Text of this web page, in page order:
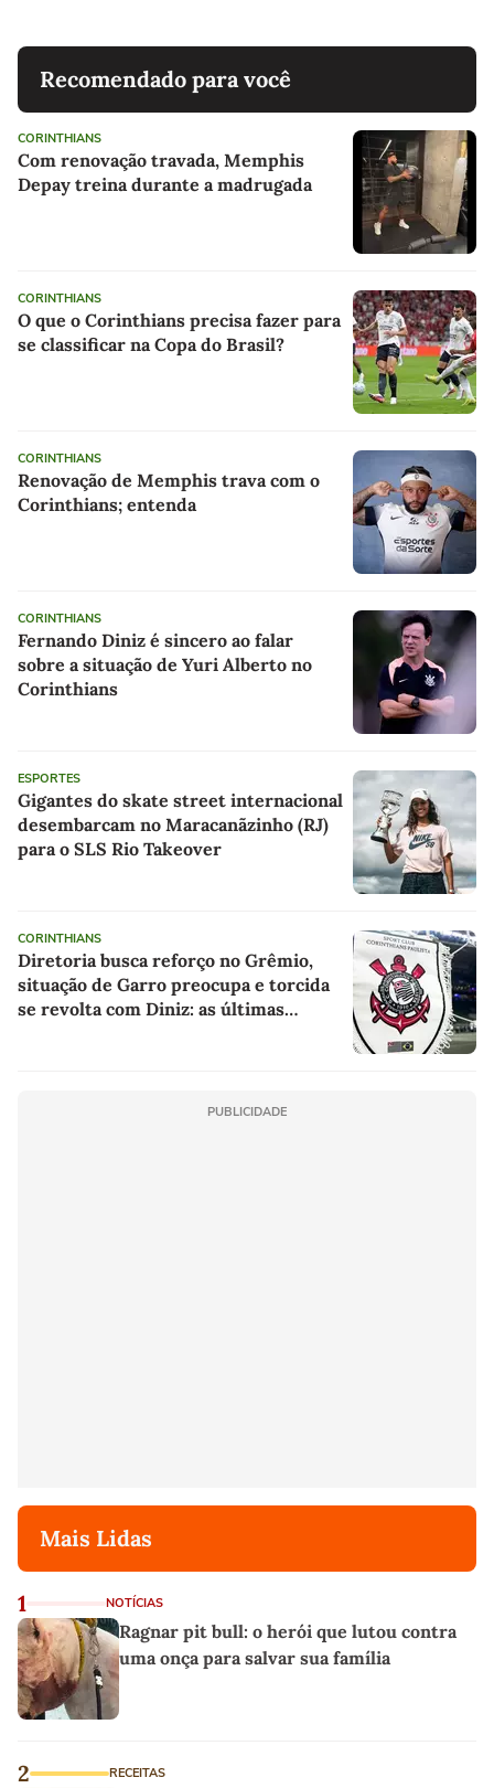
Recomendado para você
CORINTHIANS
Com renovação travada, Memphis
Depay treina durante a madrugada
CORINTHIANS
O que o Corinthians precisa fazer para
se classificar na Copa do Brasil?
CORINTHIANS
Renovação de Memphis trava com o
Corinthians; entenda
CORINTHIANS
Fernando Diniz é sincero ao falar
sobre a situação de Yuri Alberto no
Corinthians
ESPORTES
Gigantes do skate street internacional
desembarcam no Maracanãzinho (RJ)
para o SLS Rio Takeover
CORINTHIANS
Diretoria busca reforço no Grêmio,
situação de Garro preocupa e torcida
se revolta com Diniz: as últimas
PUBLICIDADE
Mais Lidas
1 NOTÍCIAS
Ragnar pit bull: o herói que lutou contra
uma onça para salvar sua família
2 RECEITAS